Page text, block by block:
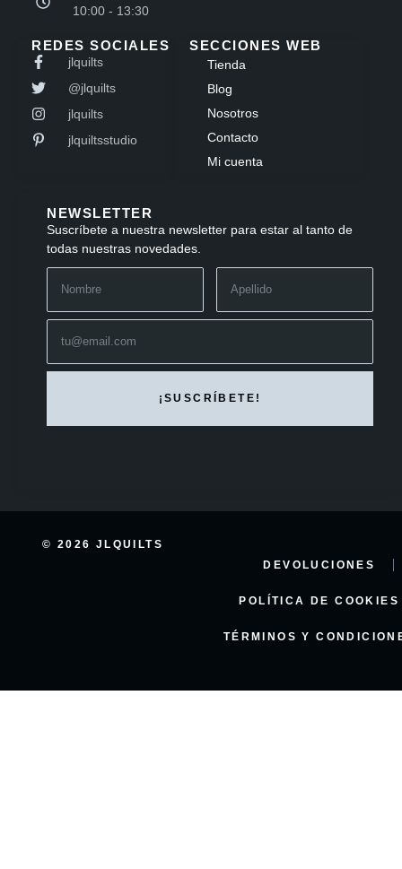
10:00 - 13:30
REDES SOCIALES
jlquilts
@jlquilts
jlquilts
jlquiltsstudio
SECCIONES WEB
Tienda
Blog
Nosotros
Contacto
Mi cuenta
NEWSLETTER
Suscríbete a nuestra newsletter para estar al tanto de
todas nuestras novedades.
© 2026 JLQUILTS
DEVOLUCIONES
POLÍTICA DE COOKIES
TÉRMINOS Y